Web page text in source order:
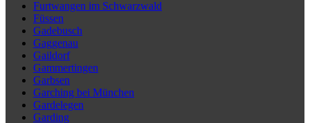
Furtwangen im Schwarzwald
Füssen
Gadebusch
Gaggenau
Gaildorf
Gammertingen
Garbsen
Garching bei München
Gardelegen
Garding